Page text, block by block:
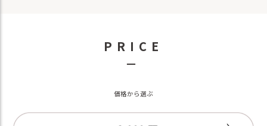
PRICE
－
価格から選ぶ